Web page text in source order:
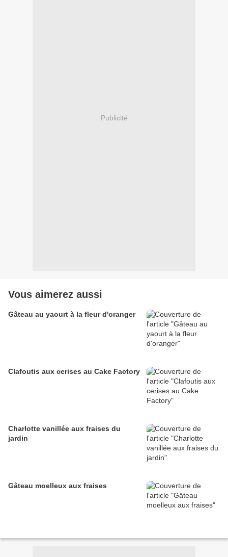
Publicité
Vous aimerez aussi
Gâteau au yaourt à la fleur d'oranger
Clafoutis aux cerises au Cake Factory
Charlotte vanillée aux fraises du
jardin
Gâteau moelleux aux fraises